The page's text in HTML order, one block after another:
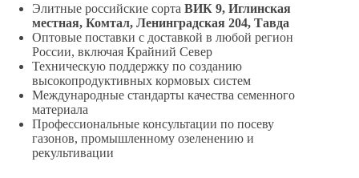
Элитные российские сорта ВИК 9, Иглинская
местная, Комтал, Ленинградская 204, Тавда
Оптовые поставки с доставкой в любой регион
России, включая Крайний Север
Техническую поддержку по созданию
высокопродуктивных кормовых систем
Международные стандарты качества семенного
материала
Профессиональные консультации по посеву
газонов, промышленному озеленению и
рекультивации